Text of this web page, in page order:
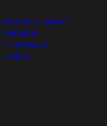
Возврат и ремонт
Контакты
О компании
Статьи